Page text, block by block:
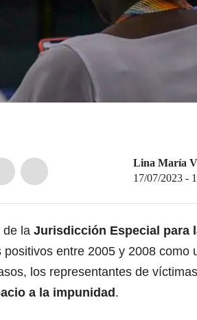
Lina María
17/07/2023 -
de la Jurisdicción Especial para
positivos entre 2005 y 2008 como
los representantes de
a la impunidad .